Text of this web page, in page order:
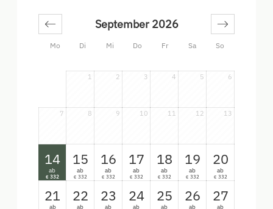
Ihnen einen unvergesslichen Aufenthalt in unserer
Unterkunft verspricht. Starten Sie gut in den
Urlaubstag, indem Sie mit den ersten
Mo Di Mi Do Fr Sa So
September 2026
1 2 3 4 5 6
7 8 9 10 11 12 13
14
ab
€ 332
15
ab
€ 332
16
ab
€ 332
17
ab
€ 332
18
ab
€ 332
19
ab
€ 332
20
ab
€ 332
21
ab
22
ab
23
ab
24
ab
25
ab
26
ab
27
ab